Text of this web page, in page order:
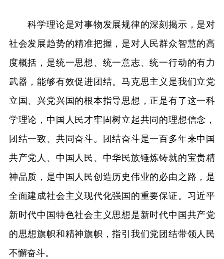
科学理论是对事物发展规律的深刻揭示，是对
社会发展趋势的精准把握，是对人民群众智慧的高
度概括，是统一思想、统一意志、统一行动的有力
武器，能够有效促进团结。马克思主义是我们立党
立国、兴党兴国的根本指导思想，正是有了这一科
学理论，中国人民才牢固树立起共同的理想信念，
团结一致、共同奋斗。团结奋斗是一百多年来中国
共产党人、中国人民、中华民族锤炼铸就的宝贵精
神品质，是中国人民创造历史伟业的必由之路，是
全面建成社会主义现代化强国的重要保证。习近平
新时代中国特色社会主义思想是新时代中国共产党
的思想旗帜和精神旗帜，指引我们党团结带领人民
不懈奋斗。